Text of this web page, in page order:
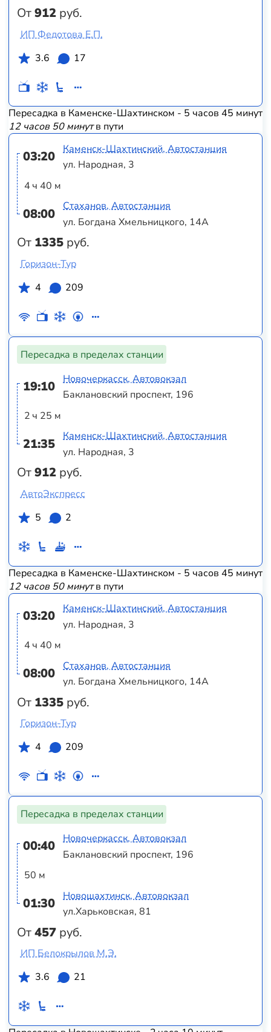
От912 руб.
ИП Федотова Е.П.
3.6
17
Пересадка в Каменске-Шахтинском - 5 часов 45 минут
12 часов 50 минутв пути
03:20
4 ч 40 м
08:00
От 1335 руб.
Каменск-Шахтинский, Автостанция
ул. Народная, 3
Стаханов, Автостанция
ул. Богдана Хмельницкого, 14А
Горизон-Тур
4
209
Пересадка в пределах станции
19:10
2 ч 25 м
21:35
От912 руб.
Новочеркасск, Автовокзал
Баклановский проспект, 196
Каменск-Шахтинский, Автостанция
ул. Народная, 3
АвтоЭкспресс
5
2
Пересадка в Каменске-Шахтинском - 5 часов 45 минут
12 часов 50 минутв пути
03:20
4 ч 40 м
08:00
От 1335 руб.
Каменск-Шахтинский, Автостанция
ул. Народная, 3
Стаханов, Автостанция
ул. Богдана Хмельницкого, 14А
Горизон-Тур
4
209
Пересадка в пределах станции
00:40
50 м
01:30
От457 руб.
Новочеркасск, Автовокзал
Баклановский проспект, 196
Новошахтинск, Автовокзал
ул.Харьковская, 81
ИП Белокрылов М.Э.
3.6
21